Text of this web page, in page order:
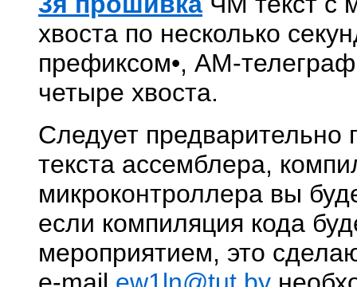
хвоста по несколько
префиксом•, АМ-
четыре хвоста.
Следует предварительно
текста ассемблера,
микроконтроллера вы
если компиляция кода
мероприятием, это